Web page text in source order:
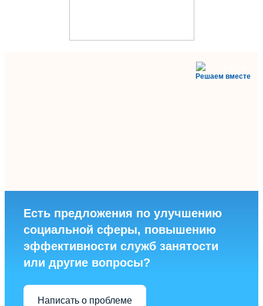
Решаем вместе
Есть предложения по улучшению
социальной сферы, повышению
эффективности служб занятости
или другие вопросы?
Написать о проблеме